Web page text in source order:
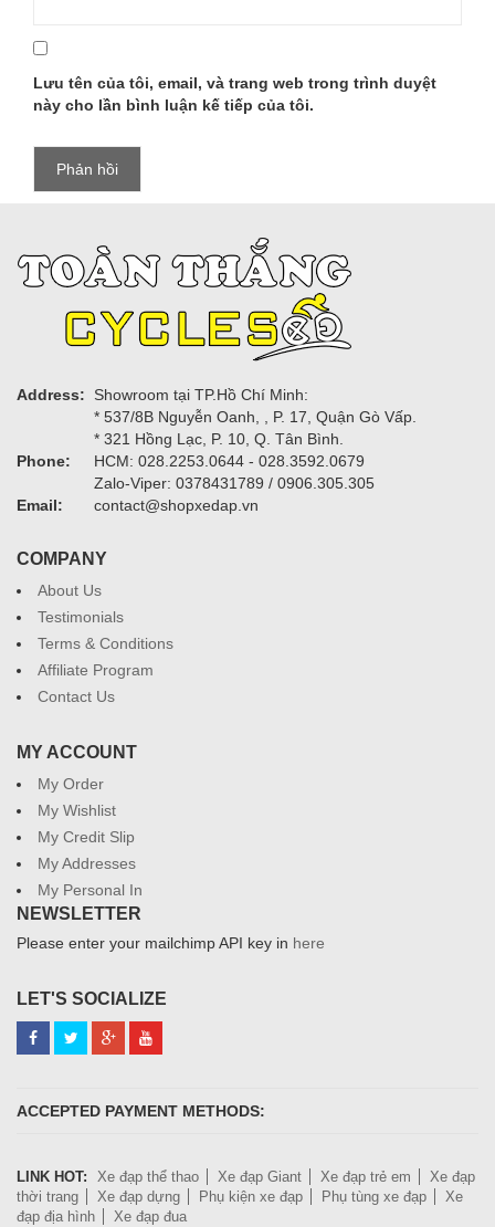
Lưu tên của tôi, email, và trang web trong trình duyệt
này cho lần bình luận kế tiếp của tôi.
Address:
Showroom tại TP.Hồ Chí Minh:
* 537/8B Nguyễn Oanh, , P. 17, Quận Gò Vấp.
* 321 Hồng Lạc, P. 10, Q. Tân Bình.
Phone:
HCM: 028.2253.0644 - 028.3592.0679
Zalo-Viper: 0378431789 / 0906.305.305
Email:
contact@shopxedap.vn
COMPANY
About Us
Testimonials
Terms & Conditions
Affiliate Program
Contact Us
MY ACCOUNT
My Order
My Wishlist
My Credit Slip
My Addresses
My Personal In
NEWSLETTER
Please enter your mailchimp API key in here
LET'S SOCIALIZE
ACCEPTED PAYMENT METHODS:
LINK HOT: Xe đạp thể thao Xe đạp Giant Xe đạp trẻ em
Xe đạp
thời trang
Xe đạp dựng Phụ kiện xe đạp Phụ tùng xe đạp
Xe
đạp địa hình
Xe đạp đua